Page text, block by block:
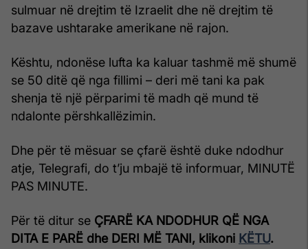
sulmuar në drejtim të Izraelit dhe në drejtim të
bazave ushtarake amerikane në rajon.
Kështu, ndonëse lufta ka kaluar tashmë më shumë
se 50 ditë që nga fillimi – deri më tani ka pak
shenja të një përparimi të madh që mund të
ndalonte përshkallëzimin.
Dhe për të mësuar se çfarë është duke ndodhur
atje, Telegrafi, do t’ju mbajë të informuar, MINUTË
PAS MINUTE.
Për të ditur se ÇFARË KA NDODHUR QË NGA
DITA E PARË dhe DERI MË TANI, klikoni KËTU.